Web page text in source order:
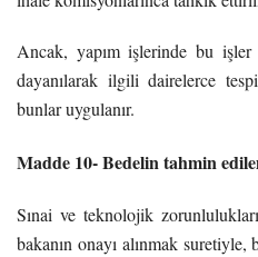
Ancak, yapım işlerinde bu
dayanılarak ilgili dairelerce
bunlar uygulanır.
Madde 10- Bedelin tahmin
Sınai ve teknolojik
bakanın onayı alınmak suretiyle,